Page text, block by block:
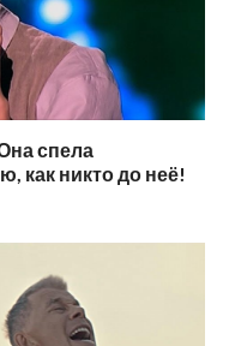
спела
как никто до неё!